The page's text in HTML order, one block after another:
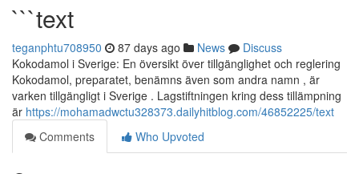
```text
teganphtu708950 87 days ago News
Discuss
Kokodamol i Sverige: En översikt över tillgänglighet och reglering
Kokodamol, preparatet, benämns även som andra namn , är
varken tillgängligt i Sverige . Lagstiftningen kring dess tillämpning
är https://mohamadwctu328373.dailyhitblog.com/46852225/text
Comments
Who Upvoted